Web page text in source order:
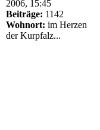
2006, 15:45
Beiträge: 1142
Wohnort: im Herzen
der Kurpfalz...